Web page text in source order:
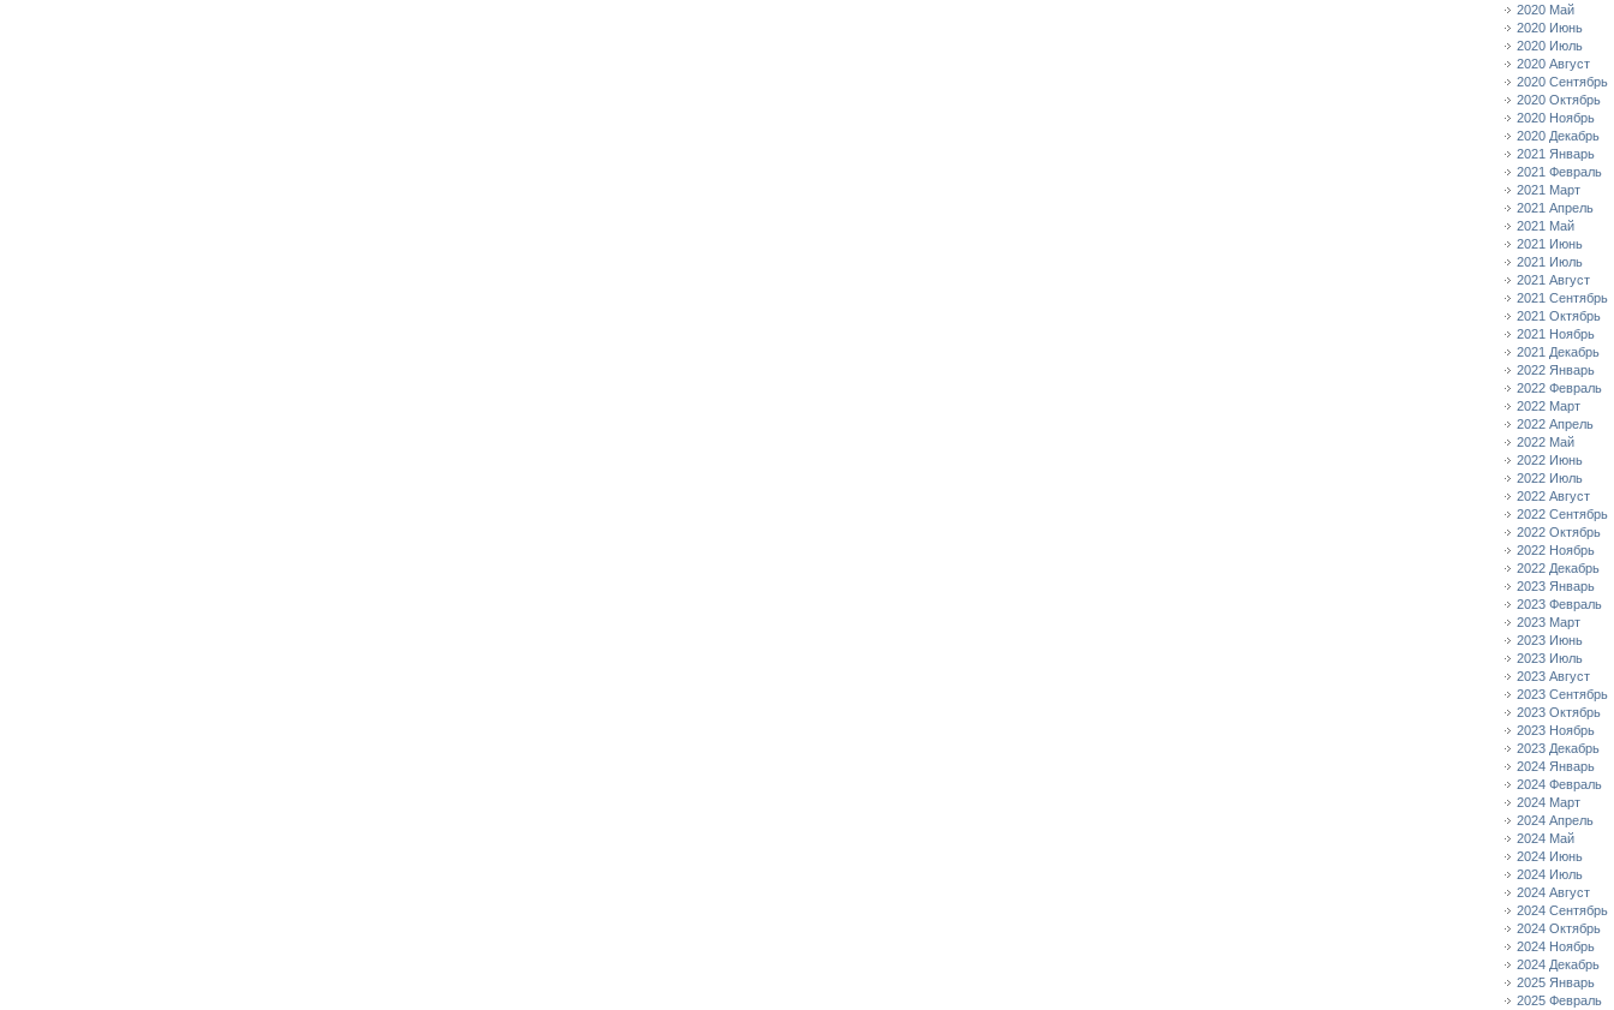
2020 Май
2020 Июнь
2020 Июль
2020 Август
2020 Сентябрь
2020 Октябрь
2020 Ноябрь
2020 Декабрь
2021 Январь
2021 Февраль
2021 Март
2021 Апрель
2021 Май
2021 Июнь
2021 Июль
2021 Август
2021 Сентябрь
2021 Октябрь
2021 Ноябрь
2021 Декабрь
2022 Январь
2022 Февраль
2022 Март
2022 Апрель
2022 Май
2022 Июнь
2022 Июль
2022 Август
2022 Сентябрь
2022 Октябрь
2022 Ноябрь
2022 Декабрь
2023 Январь
2023 Февраль
2023 Март
2023 Июнь
2023 Июль
2023 Август
2023 Сентябрь
2023 Октябрь
2023 Ноябрь
2023 Декабрь
2024 Январь
2024 Февраль
2024 Март
2024 Апрель
2024 Май
2024 Июнь
2024 Июль
2024 Август
2024 Сентябрь
2024 Октябрь
2024 Ноябрь
2024 Декабрь
2025 Январь
2025 Февраль